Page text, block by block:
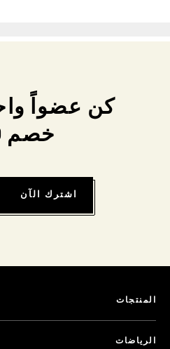
كن عضواً
خصم 10٪
اشترك الآن
المنتجات
الرياضات